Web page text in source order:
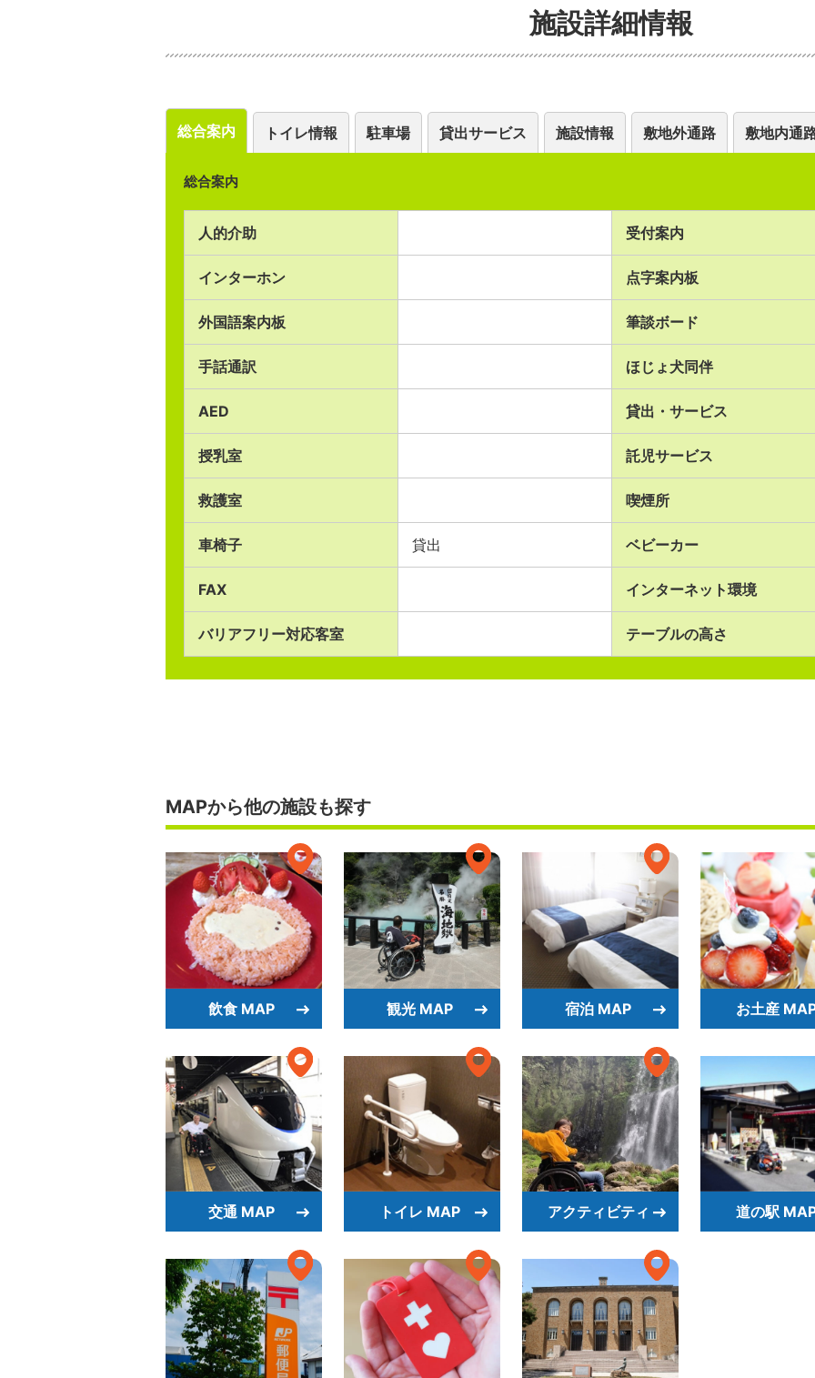
施設詳細情報
総合案内 トイレ情報 駐車場 貸出サービス 施設情報 敷地外通路 敷地内通
総合案内
人的介助 受付案内
インターホン 点字案内板
外国語案内板 筆談ボード
手話通訳 ほじょ犬同伴
AED 貸出・サービス
授乳室 託児サービス
救護室 喫煙所
車椅子 貸出 ベビーカー
FAX インターネット環境
バリアフリー対応客室 テーブルの高さ
MAPから他の施設も探す
飲食 MAP 観光 MAP 宿泊 MAP お土産
交通 MAP トイレ MAP アクティビティ 道の駅